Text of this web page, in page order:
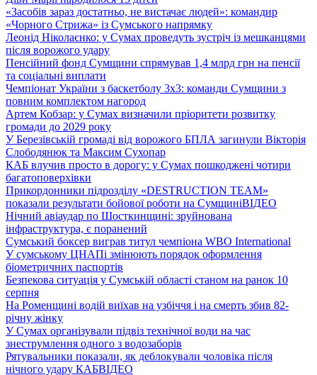
«Засобів зараз достатньо, не вистачає людей»: командир
«Чорного Стрижа» із Сумського напрямку
Леонід Ніколаєнко: у Сумах проведуть зустріч із мешканцями
після ворожого удару
Пенсійний фонд Сумщини спрямував 1,4 млрд грн на пенсії
та соціальні виплати
Чемпіонат України з баскетболу 3х3: команди Сумщини з
повним комплектом нагород
Артем Кобзар: у Сумах визначили пріоритети розвитку
громади до 2029 року
У Березівській громаді від ворожого БПЛА загинули Вікторія
Слободянюк та Максим Сухопар
КАБ влучив просто в дорогу: у Сумах пошкоджені чотири
багатоповерхівки
Прикордонники підрозділу «DESTRUCTION TEAM»
показали результати бойової роботи на СумщиніВІДЕО
Нічний авіаудар по Шосткинщині: зруйнована
інфраструктура, є поранений
Сумський боксер виграв титул чемпіона WBO International
У сумському ЦНАПі змінюють порядок оформлення
біометричних паспортів
Безпекова ситуація у Сумській області станом на ранок 10
серпня
На Роменщині водій виїхав на узбіччя і на смерть збив 82-
річну жінку
У Сумах організували підвіз технічної води на час
знеструмлення одного з водозаборів
Рятувальники показали, як деблокували чоловіка після
нічного удару КАБВІДЕО